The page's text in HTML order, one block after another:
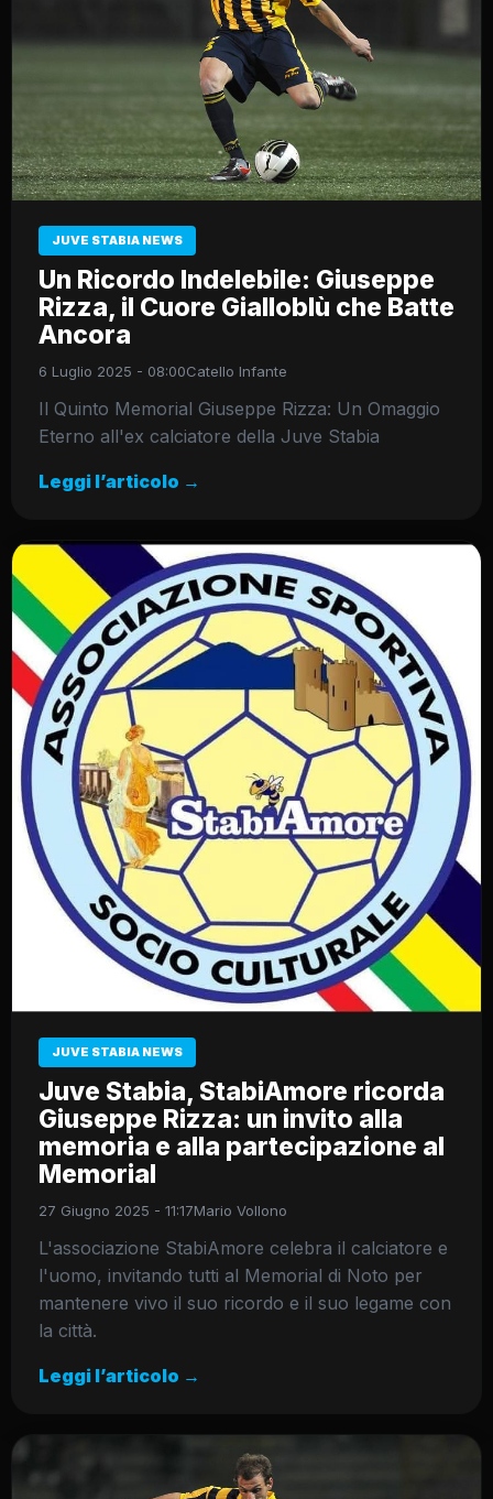
JUVE STABIA NEWS
Un Ricordo Indelebile: Giuseppe
Rizza, il Cuore Gialloblù che Batte
Ancora
6 Luglio 2025 - 08:00Catello Infante
Il Quinto Memorial Giuseppe Rizza: Un Omaggio
Eterno all'ex calciatore della Juve Stabia
Leggi l’articolo →
JUVE STABIA NEWS
Juve Stabia, StabiAmore ricorda
Giuseppe Rizza: un invito alla
memoria e alla partecipazione al
Memorial
27 Giugno 2025 - 11:17Mario Vollono
L'associazione StabiAmore celebra il calciatore e
l'uomo, invitando tutti al Memorial di Noto per
mantenere vivo il suo ricordo e il suo legame con
la città.
Leggi l’articolo →